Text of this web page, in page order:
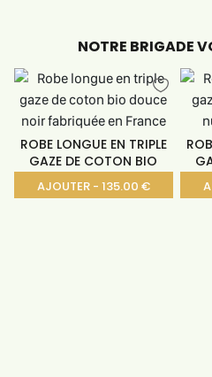
NOTRE BRIGADE
ROBE LONGUE EN TRIPLE
GAZE DE COTON BIO
AJOUTER - 135.00 €